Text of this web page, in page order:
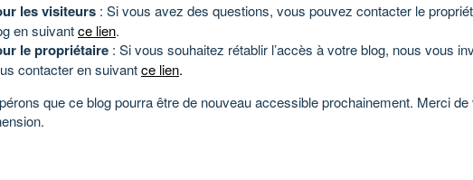
les visiteurs : Si vous avez des questions, vous pouvez contacter le
en suivantce lien.
le propriétaire : Si vous souhaitez rétablir l’accès à votre blog, nous vous
contacter en suivantce lien.
que ce blog pourra être de nouveau accessible prochainement. Merci de